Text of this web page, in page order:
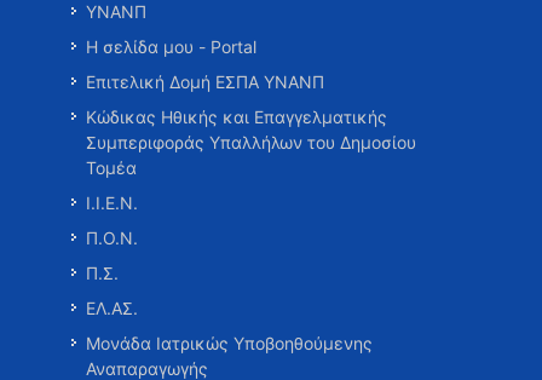
ΥΝΑΝΠ
Η σελίδα μου - Portal
Επιτελική Δομή ΕΣΠΑ ΥΝΑΝΠ
Κώδικας Ηθικής και Επαγγελματικής
Συμπεριφοράς Υπαλλήλων του Δημοσίου
Τομέα
Ι.Ι.Ε.Ν.
Π.Ο.Ν.
Π.Σ.
ΕΛ.ΑΣ.
Μονάδα Ιατρικώς Υποβοηθούμενης
Αναπαραγωγής